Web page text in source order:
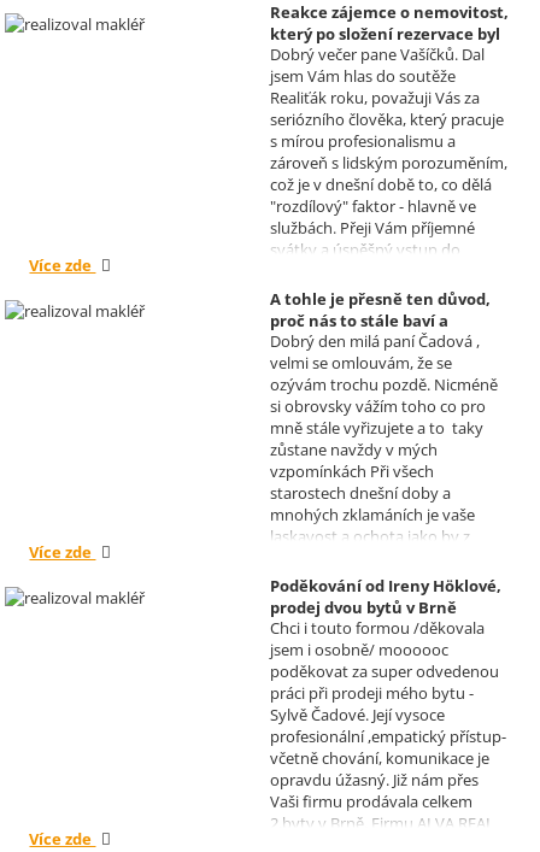
Reakce zájemce o nemovitost,
který po složení rezervace byl
nucen od koupi odstoupit.
Realizoval makléř: David
Vašíček
Dobrý večer pane Vašíčků. Dal
jsem Vám hlas do soutěže
Realiťák roku, považuji Vás za
seriózního člověka, který pracuje
s mírou profesionalismu a
zároveň s lidským porozuměním,
což je v dnešní době to, co dělá
"rozdílový" faktor - hlavně ve
službách. Přeji Vám příjemné
svátky a úspěšný vstup do
Více zde
A tohle je přesně ten důvod,
proč nás to stále baví a
naplňuje, poděkování od pana
Míška.
Realizoval makléř: Sylva
Čadová
Dobrý den milá paní Čadová ,
velmi se omlouvám, že se
ozývám trochu pozdě. Nicméně
si obrovsky vážím toho co pro
mně stále vyřizujete a to taky
zůstane navždy v mých
vzpomínkách Při všech
starostech dnešní doby a
mnohých zklamáních je vaše
laskavost a ochota jako by z
informace a děkuji za vaše úsilí.
Zatím se mějte moc a moc hezky.
S pozdravem Pavel Míšek
Více zde
Poděkování od Ireny Höklové,
prodej dvou bytů v Brně
Realizoval makléř: Sylva
Čadová
Chci i touto formou /děkovala
jsem i osobně/ moooooc
poděkovat za super odvedenou
práci při prodeji mého bytu -
Sylvě Čadové. Její vysoce
profesionální ,empatický přístup-
včetně chování, komunikace je
opravdu úžasný. Již nám přes
Vaši firmu prodávala celkem
2.byty v Brně. Firmu ALVA REAL
Více zde